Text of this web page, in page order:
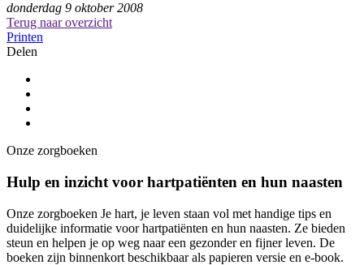
donderdag 9 oktober 2008
Terug naar overzicht
Printen
Delen
Onze zorgboeken
Hulp en inzicht voor hartpatiënten en hun naasten
Onze zorgboeken Je hart, je leven staan vol met handige tips en
duidelijke informatie voor hartpatiënten en hun naasten. Ze bieden
steun en helpen je op weg naar een gezonder en fijner leven. De
boeken zijn binnenkort beschikbaar als papieren versie en e-book.